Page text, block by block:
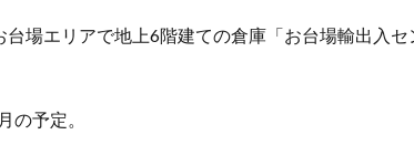
場エリアで地上6階建ての倉庫「お台場輸出入セ
の予定。